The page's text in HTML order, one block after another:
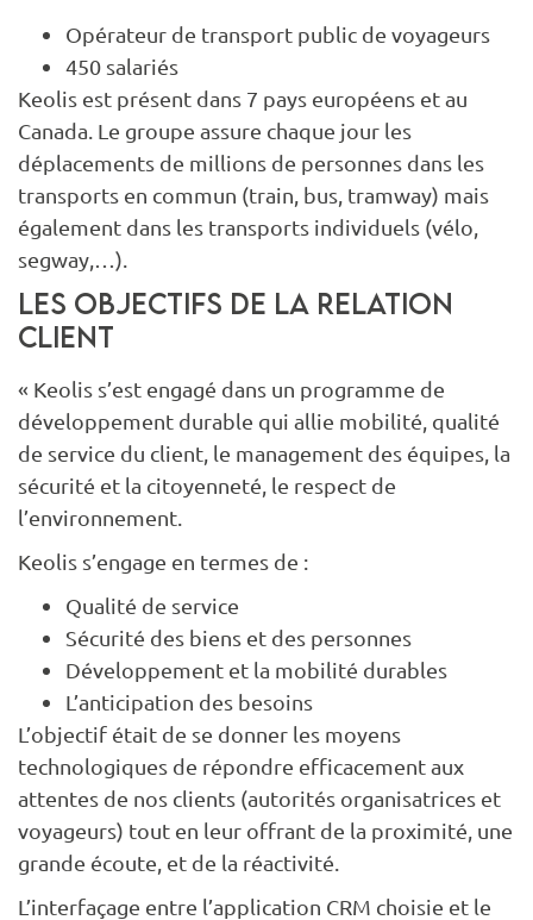
Opérateur de transport public de voyageurs
450 salariés
Keolis est présent dans 7 pays européens et au
Canada. Le groupe assure chaque jour les
déplacements de millions de personnes dans les
transports en commun (train, bus, tramway) mais
également dans les transports individuels (vélo,
segway,…).
Les objectifs de la relation
client
« Keolis s’est engagé dans un programme de
développement durable qui allie mobilité, qualité
de service du client, le management des équipes, la
sécurité et la citoyenneté, le respect de
l’environnement.
Keolis s’engage en termes de :
Qualité de service
Sécurité des biens et des personnes
Développement et la mobilité durables
L’anticipation des besoins
L’objectif était de se donner les moyens
technologiques de répondre efficacement aux
attentes de nos clients (autorités organisatrices et
voyageurs) tout en leur offrant de la proximité, une
grande écoute, et de la réactivité.
L’interfaçage entre l’application CRM choisie et le